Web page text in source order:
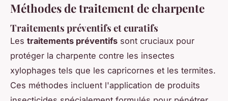
Méthodes de traitement de charpente
Traitements préventifs et curatifs
Les traitements préventifs sont cruciaux pour
protéger la charpente contre les insectes
xylophages tels que les capricornes et les termites.
Ces méthodes incluent l'application de produits